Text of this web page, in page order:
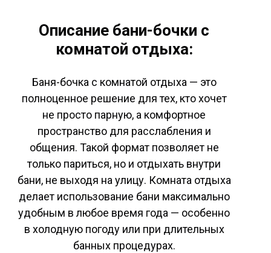
Описание бани-бочки с
комнатой отдыха:
Баня-бочка с комнатой отдыха — это
полноценное решение для тех, кто хочет
не просто парную, а комфортное
пространство для расслабления и
общения. Такой формат позволяет не
только париться, но и отдыхать внутри
бани, не выходя на улицу. Комната отдыха
делает использование бани максимально
удобным в любое время года — особенно
в холодную погоду или при длительных
банных процедурах.